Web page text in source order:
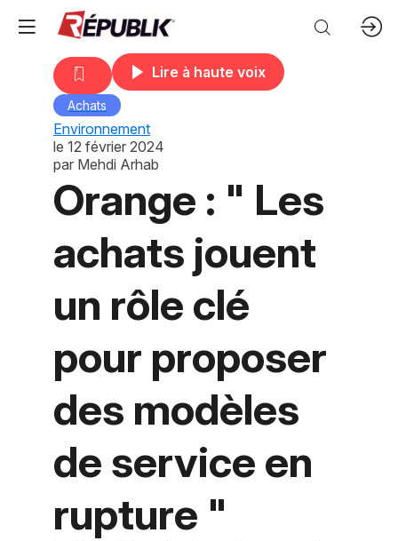
Lire à haute voix
Achats
Environnement
le 12 février 2024
par Mehdi Arhab
Orange : " Les
achats jouent
un rôle clé
pour proposer
des modèles
de service en
rupture "